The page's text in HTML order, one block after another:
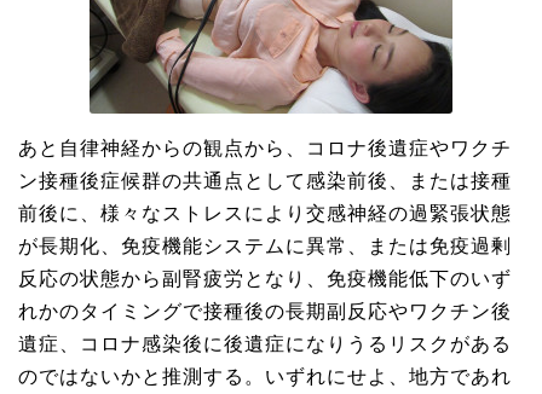
あと自律神経からの観点から、コロナ後遺症やワクチ
ン接種後症候群の共通点として感染前後、または接種
前後に、様々なストレスにより交感神経の過緊張状態
が長期化、免疫機能システムに異常、または免疫過剰
反応の状態から副腎疲労となり、免疫機能低下のいず
れかのタイミングで接種後の長期副反応やワクチン後
遺症、コロナ感染後に後遺症になりうるリスクがある
のではないかと推測する。いずれにせよ、地方であれ